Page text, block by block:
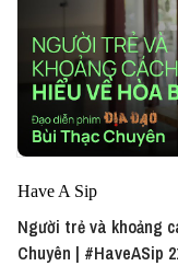
Have A Sip
Người trẻ và khoảng
Chuyên | #HaveASip